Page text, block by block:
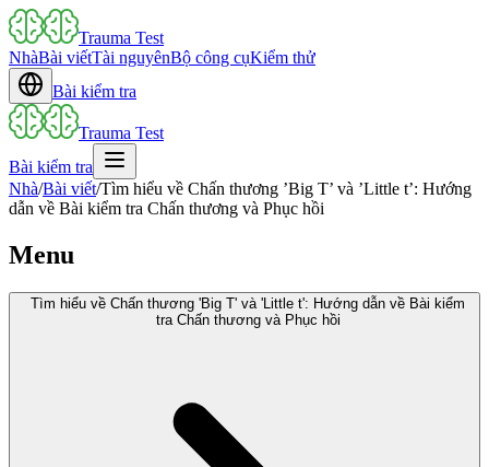
Trauma Test
NhàBài viếtTài nguyênBộ công cụKiểm thử
Bài kiểm tra
Trauma Test
Bài kiểm tra
Nhà/Bài viết/Tìm hiểu về Chấn thương ’Big T’ và ’Little t’: Hướng
dẫn về Bài kiểm tra Chấn thương và Phục hồi
Menu
Tìm hiểu về Chấn thương 'Big T' và 'Little t': Hướng dẫn về Bài kiểm
tra Chấn thương và Phục hồi